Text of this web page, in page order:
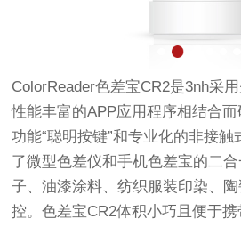
ColorReader色差宝CR2是3nh采
性能丰富的APP应用程序相结合
功能“聪明按键”和专业化的非接
了微型色差仪和手机色差宝的二
子、油漆涂料、纺织服装印染、
控。色差宝CR2体积小巧且便于